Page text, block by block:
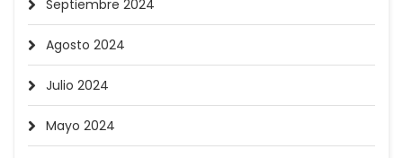
Septiembre 2024
Agosto 2024
Julio 2024
Mayo 2024